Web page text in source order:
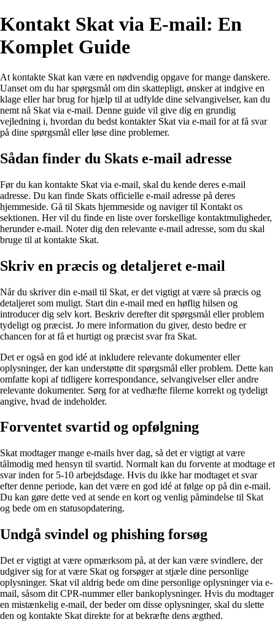
Kontakt Skat via E-mail: En
Komplet Guide
At kontakte Skat kan være en nødvendig opgave for mange danskere.
Uanset om du har spørgsmål om din skattepligt, ønsker at indgive en
klage eller har brug for hjælp til at udfylde dine selvangivelser, kan du
nemt nå Skat via e-mail. Denne guide vil give dig en grundig
vejledning i, hvordan du bedst kontakter Skat via e-mail for at få svar
på dine spørgsmål eller løse dine problemer.
Sådan finder du Skats e-mail adresse
Før du kan kontakte Skat via e-mail, skal du kende deres e-mail
adresse. Du kan finde Skats officielle e-mail adresse på deres
hjemmeside. Gå til Skats hjemmeside og naviger til Kontakt os
sektionen. Her vil du finde en liste over forskellige kontaktmuligheder,
herunder e-mail. Noter dig den relevante e-mail adresse, som du skal
bruge til at kontakte Skat.
Skriv en præcis og detaljeret e-mail
Når du skriver din e-mail til Skat, er det vigtigt at være så præcis og
detaljeret som muligt. Start din e-mail med en høflig hilsen og
introducer dig selv kort. Beskriv derefter dit spørgsmål eller problem
tydeligt og præcist. Jo mere information du giver, desto bedre er
chancen for at få et hurtigt og præcist svar fra Skat.
Det er også en god idé at inkludere relevante dokumenter eller
oplysninger, der kan understøtte dit spørgsmål eller problem. Dette kan
omfatte kopi af tidligere korrespondance, selvangivelser eller andre
relevante dokumenter. Sørg for at vedhæfte filerne korrekt og tydeligt
angive, hvad de indeholder.
Forventet svartid og opfølgning
Skat modtager mange e-mails hver dag, så det er vigtigt at være
tålmodig med hensyn til svartid. Normalt kan du forvente at modtage et
svar inden for 5-10 arbejdsdage. Hvis du ikke har modtaget et svar
efter denne periode, kan det være en god idé at følge op på din e-mail.
Du kan gøre dette ved at sende en kort og venlig påmindelse til Skat
og bede om en statusopdatering.
Undgå svindel og phishing forsøg
Det er vigtigt at være opmærksom på, at der kan være svindlere, der
udgiver sig for at være Skat og forsøger at stjæle dine personlige
oplysninger. Skat vil aldrig bede om dine personlige oplysninger via e-
mail, såsom dit CPR-nummer eller bankoplysninger. Hvis du modtager
en mistænkelig e-mail, der beder om disse oplysninger, skal du slette
den og kontakte Skat direkte for at bekræfte dens ægthed.